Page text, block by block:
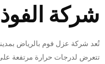
شركة
تُعد شركة عزل فوم بالرياض
تتعرض لدرجات حرارة مرتفعة